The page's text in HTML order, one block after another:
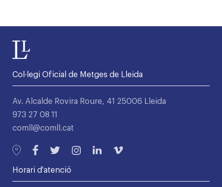
Col·legi Oficial de Metges de Lleida
Av. Alcalde Rovira Roure, 41 25006 Lleida
973 27 08 11
comll@comll.cat
Horari d'atenció